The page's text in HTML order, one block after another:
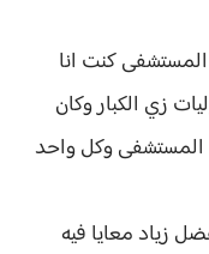
كنت انا
زي الكبار وكان
المستشفى وكل واحد
زياد معايا فيه